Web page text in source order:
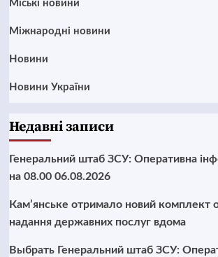
Mіські новини
Міжнародні новини
Новини
Новини України
Недавні записи
Генеральний штаб ЗСУ: Оперативна
на 08.00 06.08.2026
Кам’янське отримало новий комплект
надання державних послуг вдома
Выбрать Генеральний штаб ЗСУ: